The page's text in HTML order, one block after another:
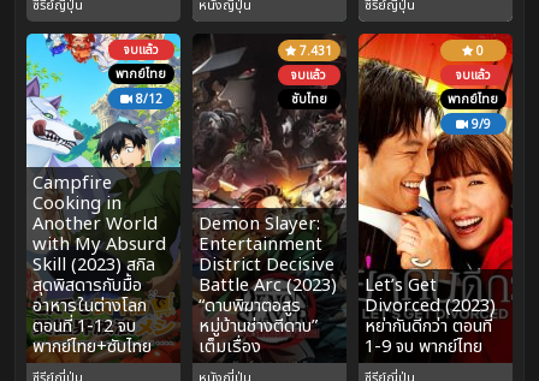
ซีรีย์ญี่ปุ่น หนังญี่ปุ่น ซีรีย์ญี่ปุ่น
จบแล้ว
พากย์ไทย
8/12
Campfire
Cooking in
Another World
with My Absurd
Skill (2023) สกิล
สุดพิสดารกับมื้อ
อาหารในต่างโลก
ตอนที่ 1-12 จบ
พากย์ไทย+ซับไทย
7.431
จบแล้ว
ซับไทย
Demon Slayer:
Entertainment
District Decisive
Battle Arc (2023)
“ดาบพิฆาตอสูร
หมู่บ้านช่างตีดาบ”
เต็มเรื่อง
0
จบแล้ว
พากย์ไทย
9/9
Let’s Get
Divorced (2023)
หย่ากันดีกว่า ตอนที่
1-9 จบ พากย์ไทย